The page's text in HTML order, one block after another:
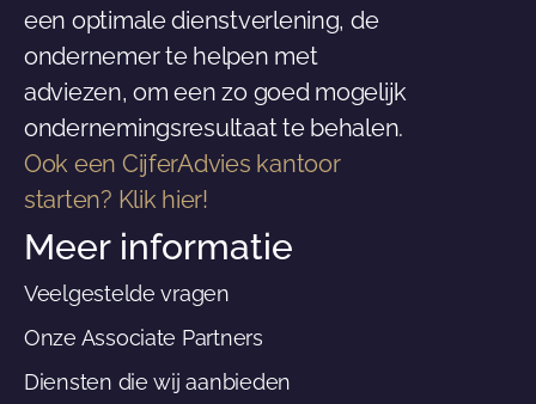
een optimale dienstverlening, de
ondernemer te helpen met
adviezen, om een zo goed mogelijk
ondernemingsresultaat te behalen.
Ook een CijferAdvies kantoor
starten? Klik hier!
Meer informatie
Veelgestelde vragen
Onze Associate Partners
Diensten die wij aanbieden